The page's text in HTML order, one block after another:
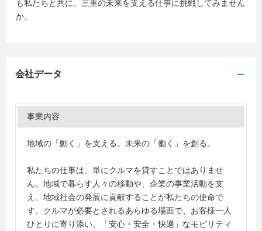
も私たちと共に、三重の未来を支える仕事に挑戦してみません
か。
会社データ
事業内容
地域の「動く」を支える。未来の「働く」を創る。
私たちの仕事は、単にクルマを貸すことではありませ
ん。地域で暮らす人々の移動や、企業の事業活動を支
え、地域社会の発展に貢献することが私たちの使命で
す。クルマが必要とされるあらゆる場面で、お客様一人
ひとりに寄り添い、「安心・安全・快適」なモビリティ